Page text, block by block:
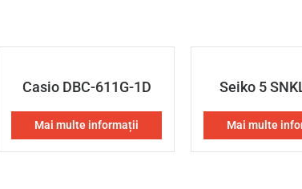
Casio DBC-611G-1D
Mai multe informații
Seiko 5
Mai multe